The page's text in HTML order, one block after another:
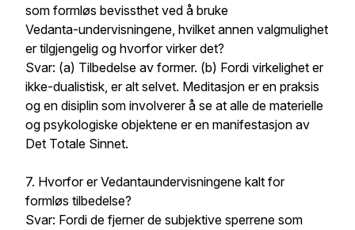
som formløs bevissthet ved å bruke
Vedanta-undervisningene, hvilket annen valgmulighet
er tilgjengelig og hvorfor virker det?
Svar: (a) Tilbedelse av former. (b) Fordi virkelighet er
ikke-dualistisk, er alt selvet. Meditasjon er en praksis
og en disiplin som involverer å se at alle de materielle
og psykologiske objektene er en manifestasjon av
Det Totale Sinnet.
7. Hvorfor er Vedantaundervisningene kalt for
formløs tilbedelse?
Svar: Fordi de fjerner de subjektive sperrene som